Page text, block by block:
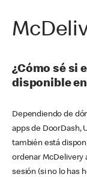
¿Cómo sé si
disponible
Dependiendo de
apps de DoorDash,
también está
ordenar McDelivery
sesión (si no lo has